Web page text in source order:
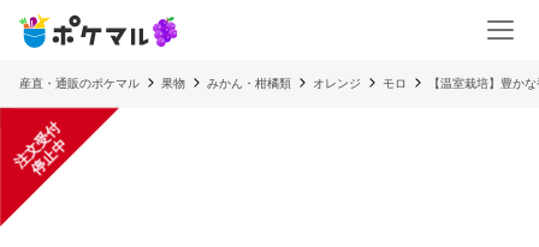
産直・通販のポケマル 果物 みかん・柑橘類 オレンジ モロ 【温室栽培】豊か
注
文
受
付
停
止
中